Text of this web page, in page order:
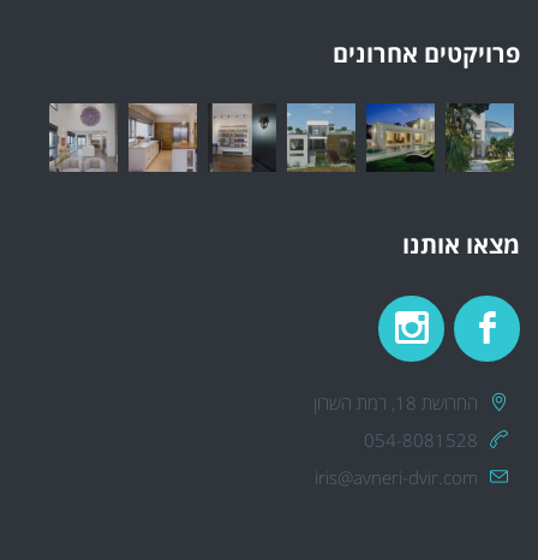
פרויקטים אחרונים
מצאו אותנו
החרושת 18, רמת השרון
054-8081528
iris@avneri-dvir.com